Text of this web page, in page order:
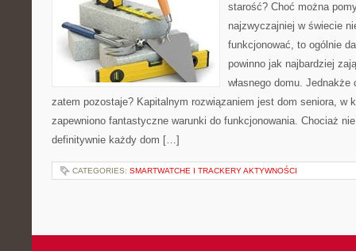
starość? Choć można
najzwyczajniej w świecie
funkcjonować, to ogólnie
powinno jak najbardziej
własnego domu.
zatem pozostaje? Kapitalnym rozwiązaniem jest dom seniora, w
zapewniono fantastyczne warunki do funkcjonowania. Chociaż
definitywnie każdy dom […]
CATEGORIES: SMARTWATCHE I TRACKERY AKTYWNOŚCI